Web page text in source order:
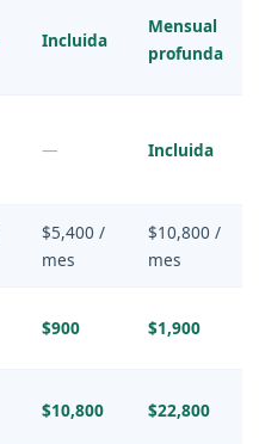
Incluida
Mensual
profunda
— Incluida
$5,400 /
mes
$10,800 /
mes
$900 $1,900
$10,800 $22,800